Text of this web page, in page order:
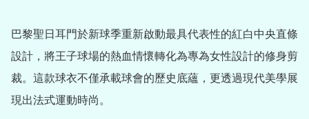
巴黎聖日耳門於新球季重新啟動最具代表性的紅白中央直條
設計，將王子球場的熱血情懷轉化為專為女性設計的修身剪
裁。這款球衣不僅承載球會的歷史底蘊，更透過現代美學展
現出法式運動時尚。